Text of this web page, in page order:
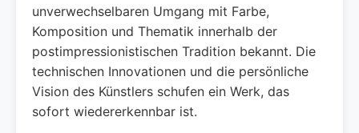
unverwechselbaren Umgang mit Farbe,
Komposition und Thematik innerhalb der
postimpressionistischen Tradition bekannt. Die
technischen Innovationen und die persönliche
Vision des Künstlers schufen ein Werk, das
sofort wiedererkennbar ist.